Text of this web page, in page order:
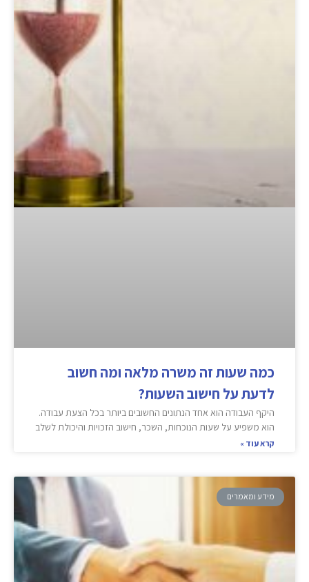
כמה שעות זה משרה מלאה ומה חשוב
לדעת על חישוב השעות?
היקף העבודה הוא אחד הנתונים החשובים ביותר בכל הצעת עבודה.
הוא משפיע על שעות הנוכחות, השכר, חישוב הזכויות והיכולת לשלב
קרא עוד »
מידע ומאמרים